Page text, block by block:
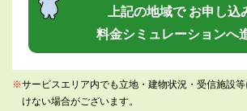
上記の地域で お申し込
料金シミュレーションへ
※サービスエリア内でも立地・建物状況・受信施設
けない場合がございます。